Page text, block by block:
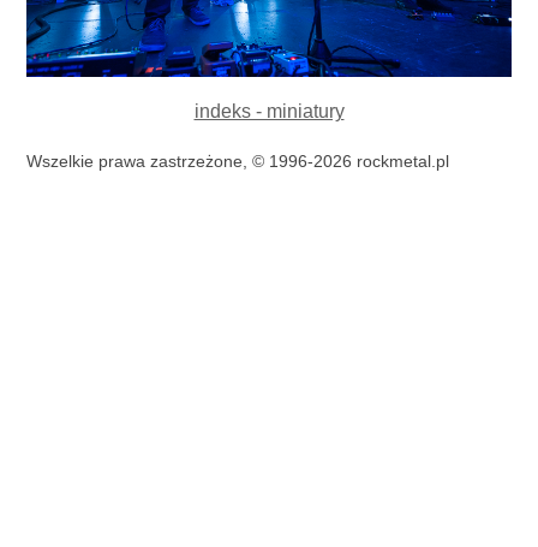
indeks - miniatury
Wszelkie prawa zastrzeżone, © 1996-2026 rockmetal.pl